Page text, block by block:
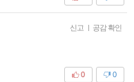
신고 | 공감 확인
0
0